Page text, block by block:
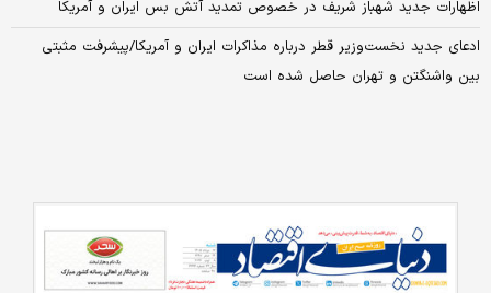
اظهارات جدید شهباز‌ شریف در خصوص تمدید آتش بس ایران و آمریکا
ادعای جدید نخست‌وزیر قطر درباره مذاکرات ایران و آمریکا/پیشرفت مثبتی
بین واشنگتن و تهران حاصل شده است